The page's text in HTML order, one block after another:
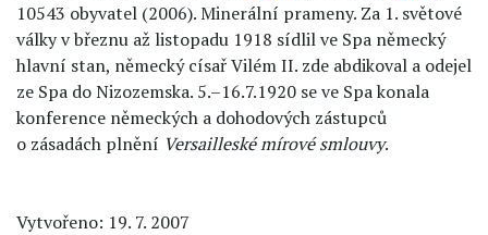
10543 obyvatel (2006). Minerální prameny. Za 1. světové
války v březnu až listopadu 1918 sídlil ve Spa německý
hlavní stan, německý císař Vilém II. zde abdikoval a odejel
ze Spa do Nizozemska. 5.–16.7.1920 se ve Spa konala
konference německých a dohodových zástupců
o zásadách plnění Versailleské mírové smlouvy.
Vytvořeno: 19. 7. 2007